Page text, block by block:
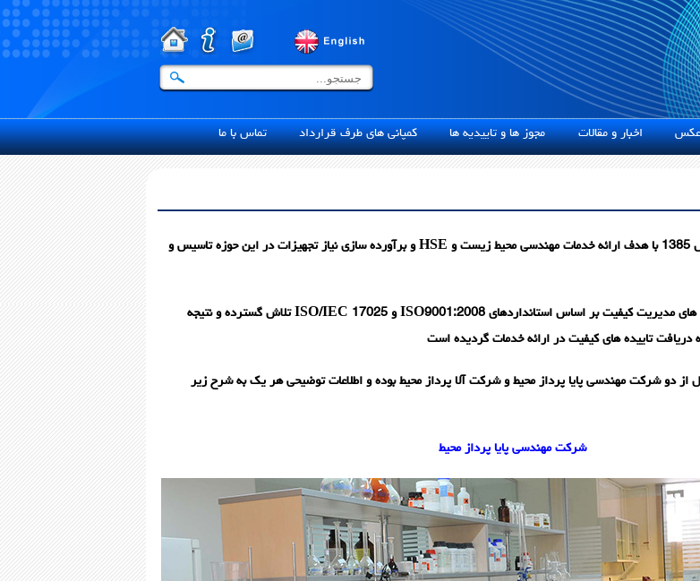
عکساخبار و مقالاتمجوز ها و تاییدیه هاکمپانی های طرف قراردادتماس با ما
گروه شرکت های پرداز محیط از سال 1385 با هدف ارائه خدمات مهندسی محیط زیست و HSE و برآورده سازی نیاز تجهیزات در این حوزه تاسیس و
این گروه در جهت استقرار سیستم های مدیریت کیفیت بر اساس استانداردهای ISO9001:2008 و ISO/IEC 17025 تلاش گسترده و نتیجه
دریافت تاییده های کیفیت در ارائه خدمات گردیده است
دو شرکت مهندسی پایا پرداز محیط و شرکت آلا پرداز محیط بوده و اطلاعات توضیحی هر یک به شرح زیر
شرکت مهندسی پایا پرداز محیط